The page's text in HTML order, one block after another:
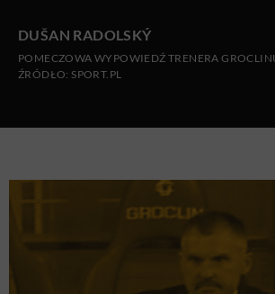
DUŠAN RADOLSKÝ
POMECZOWA WYPOWIEDŹ TRENERA
ŹRÓDŁO: SPORT.PL